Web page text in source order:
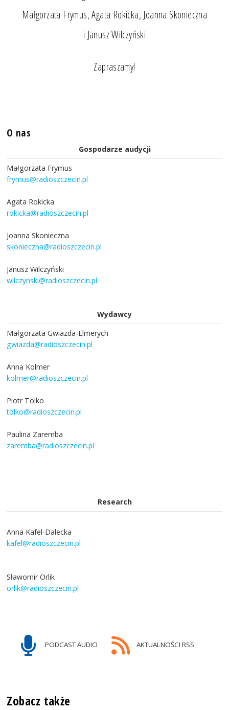
Małgorzata Frymus, Agata Rokicka, Joanna Skonieczna
i Janusz Wilczyński
Zapraszamy!
O nas
Gospodarze audycji
Małgorzata Frymus
frymus@radioszczecin.pl
Agata Rokicka
rokicka@radioszczecin.pl
Joanna Skonieczna
skonieczna@radioszczecin.pl
Janusz Wilczyński
wilczynski@radioszczecin.pl
Wydawcy
Małgorzata Gwiazda-Elmerych
gwiazda@radioszczecin.pl
Anna Kolmer
kolmer@radioszczecin.pl
Piotr Tolko
tolko@radioszczecin.pl
Paulina Zaremba
zaremba@radioszczecin.pl
Research
Anna Kafel-Dalecka
kafel@radioszczecin.pl
Sławomir Orlik
orlik@radioszczecin.pl
PODCAST AUDIO AKTUALNOŚCI RSS
Zobacz także